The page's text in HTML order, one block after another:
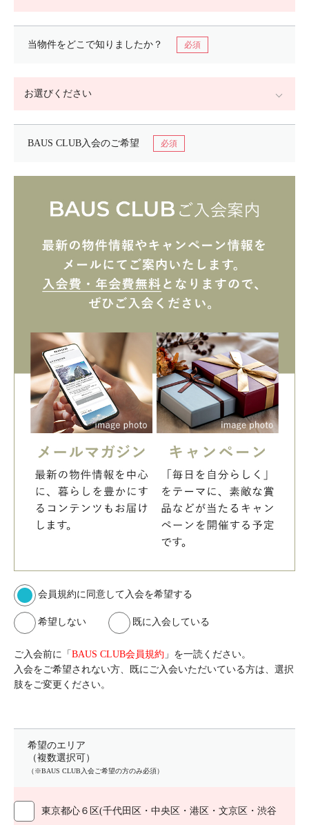
当物件をどこで知りましたか？
BAUS CLUB入会のご希望
会員規約に同意して入会を希望する
希望しない 既に入会している
ご入会前に「BAUS CLUB会員規約 」を一読ください。
入会をご希望されない方、既にご入会いただいている方は、選択
肢をご変更ください。
希望のエリア
（複数選択可）
（※BAUS CLUB入会ご希望の方のみ必須）
東京都心６区(千代田区・中央区・港区・文京区・渋谷